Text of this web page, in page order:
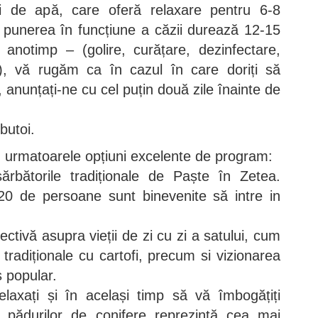
de apă, care oferă relaxare pentru 6-8
în funcțiune a căzii durează 12-15
– (golire, curățare, dezinfectare,
vă rugăm ca în cazul în care doriți să
anunțați-ne cu cel puțin două zile înainte de
opțiuni excelente de program:
tradiționale de Paște în Zetea.
de persoane sunt binevenite să intre in
asupra vieții de zi cu zi a satului, cum
cu cartofi, precum si vizionarea
popular.
și în același timp să vă îmbogățiți
pădurilor de conifere reprezintă cea mai